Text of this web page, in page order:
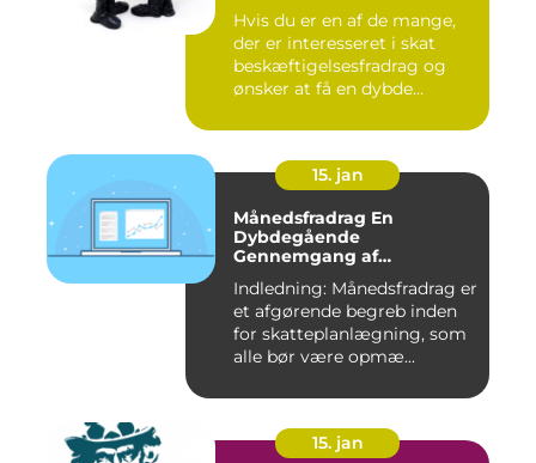
Hvis du er en af de mange,
der er interesseret i skat
beskæftigelsesfradrag og
ønsker at få en dybde...
15. jan
Månedsfradrag En
Dybdegående
Gennemgang af
Indledning: Månedsfradrag er
et afgørende begreb inden
for skatteplanlægning, som
alle bør være opmæ...
15. jan